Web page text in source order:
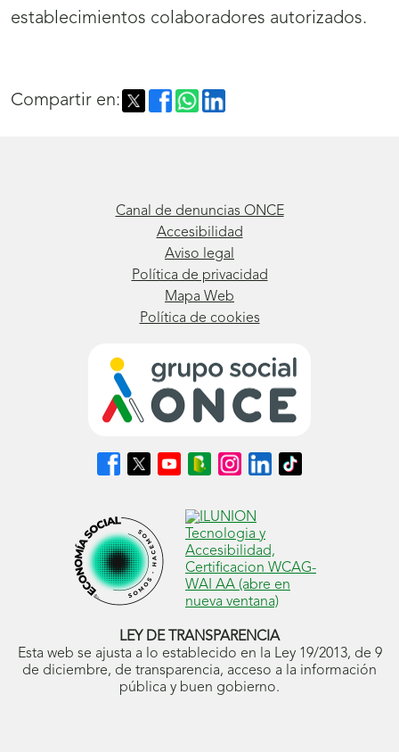
abrirá
establecimientos colaboradores autorizados.
Compartir en:
Canal de denuncias ONCE
Accesibilidad
Aviso legal
Política de privacidad
Mapa Web
Política de cookies
Síguenos
en
abrirá
en
ventana
nueva)
Síguenos
en
abrirá
en
ventana
nueva)
Síguenos
en
abrirá
en
ventana
nueva)
Síguenos
en
Blog
ONCE
(se
abrirá
en
ventana
nueva)
Síguenos
en
(se
abrirá
en
ventana
nueva)
Síguenos
en
(se
abrirá
en
ventana
nueva)
Síguenos
en
ventana
nueva)
LEY DE TRANSPARENCIA
Esta web se ajusta a lo establecido en la Ley 19/2013, de 9
de diciembre, de transparencia, acceso a la información
pública y buen gobierno.